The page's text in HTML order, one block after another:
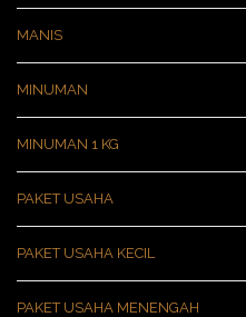
MANIS
MINUMAN
MINUMAN 1 KG
PAKET USAHA
PAKET USAHA KECIL
PAKET USAHA MENENGAH